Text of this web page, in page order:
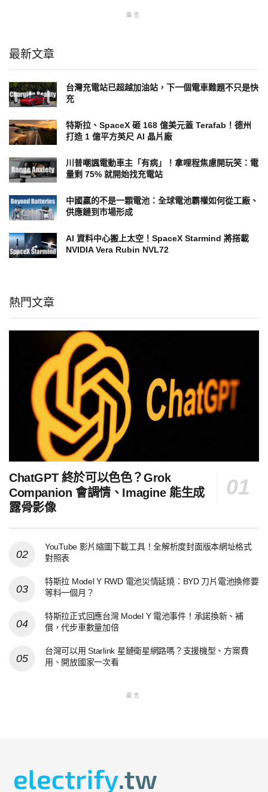
廣告
最新文章
台灣充電站已超越加油站，下一個電車難題不只是快
充
特斯拉、SpaceX 砸 168 億美元蓋 Terafab！德州
打造 1 億平方英尺 AI 晶片廠
川普嘲諷電動車主「有病」！拿哩程焦慮開玩笑：電
量剩 75% 就開始找充電站
中國贏的不是一顆電池：全球電池霸權如何從工廠、
供應鏈到市場形成
AI 資料中心搬上太空！SpaceX Starmind 將搭載
NVIDIA Vera Rubin NVL72
熱門文章
ChatGPT 終於可以色色？Grok
Companion 會調情、Imagine 能生成
露骨影像
YouTube 影片縮圖下載工具！全解析度封面版本網址格式
對照表
特斯拉 Model Y RWD 電池災情延燒：BYD 刀片電池換修要
等料一個月？
特斯拉正式回應台灣 Model Y 電池事件！承諾換新、補
償，代步車數量加倍
台灣可以用 Starlink 星鏈衛星網路嗎？支援機型、方案費
用、開放國家一次看
廣告